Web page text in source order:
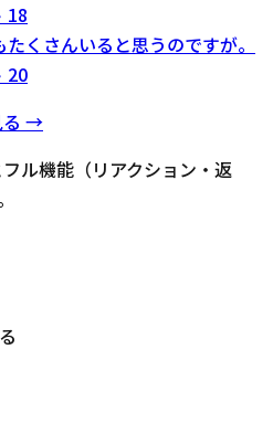
18
くさんいると思うのですが。
20
る →
ル機能（リアクション・返